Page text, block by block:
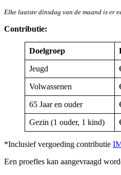
Elke laatste dinsdag van de maand is er
Contributie:
Doelgroep
Jeugd
Volwassenen
65 Jaar en ouder
Gezin (1 ouder, 1 kind)
*Inclusief vergoeding contributie
Een proefles kan aangevraagd